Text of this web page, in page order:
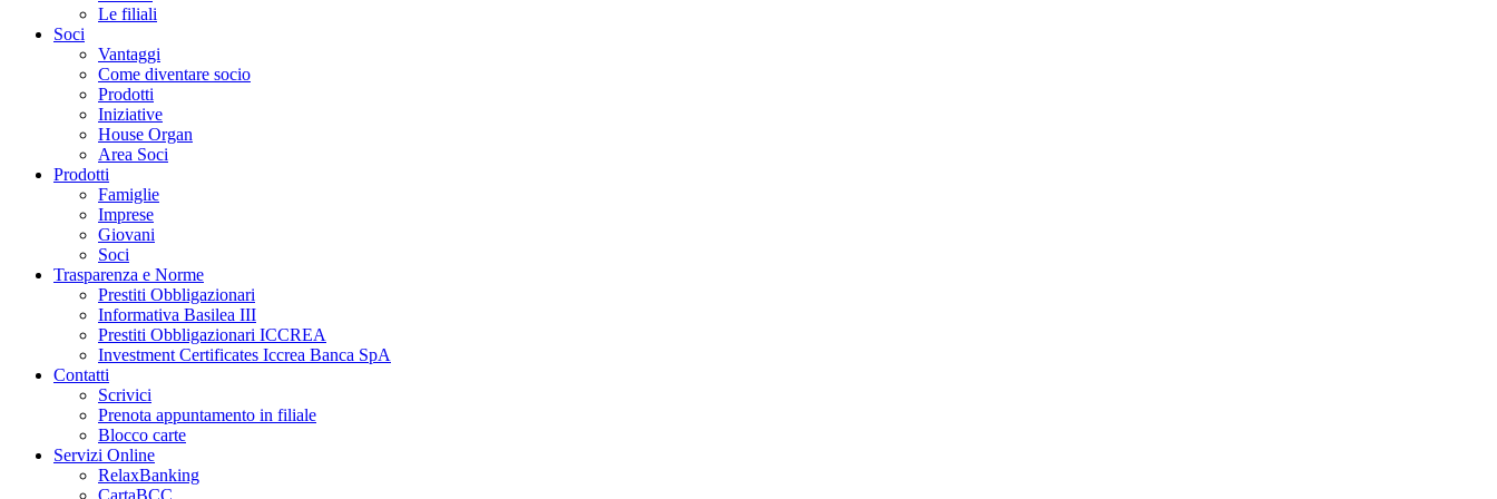
Le filiali
Soci
Vantaggi
Come diventare socio
Prodotti
Iniziative
House Organ
Area Soci
Prodotti
Famiglie
Imprese
Giovani
Soci
Trasparenza e Norme
Prestiti Obbligazionari
Informativa Basilea III
Prestiti Obbligazionari ICCREA
Investment Certificates Iccrea Banca SpA
Contatti
Scrivici
Prenota appuntamento in filiale
Blocco carte
Servizi Online
RelaxBanking
CartaBCC